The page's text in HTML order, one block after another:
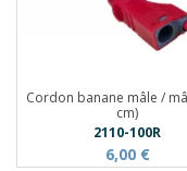
Cordon banane mâle /
cm)
2110-100R
6,00 €